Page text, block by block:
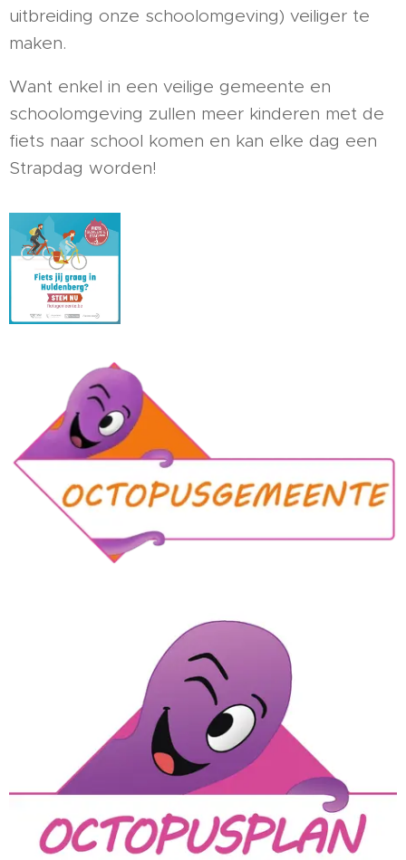
uitbreiding onze schoolomgeving) veiliger te
maken.
Want enkel in een veilige gemeente en
schoolomgeving zullen meer kinderen met de
fiets naar school komen en kan elke dag een
Strapdag worden!